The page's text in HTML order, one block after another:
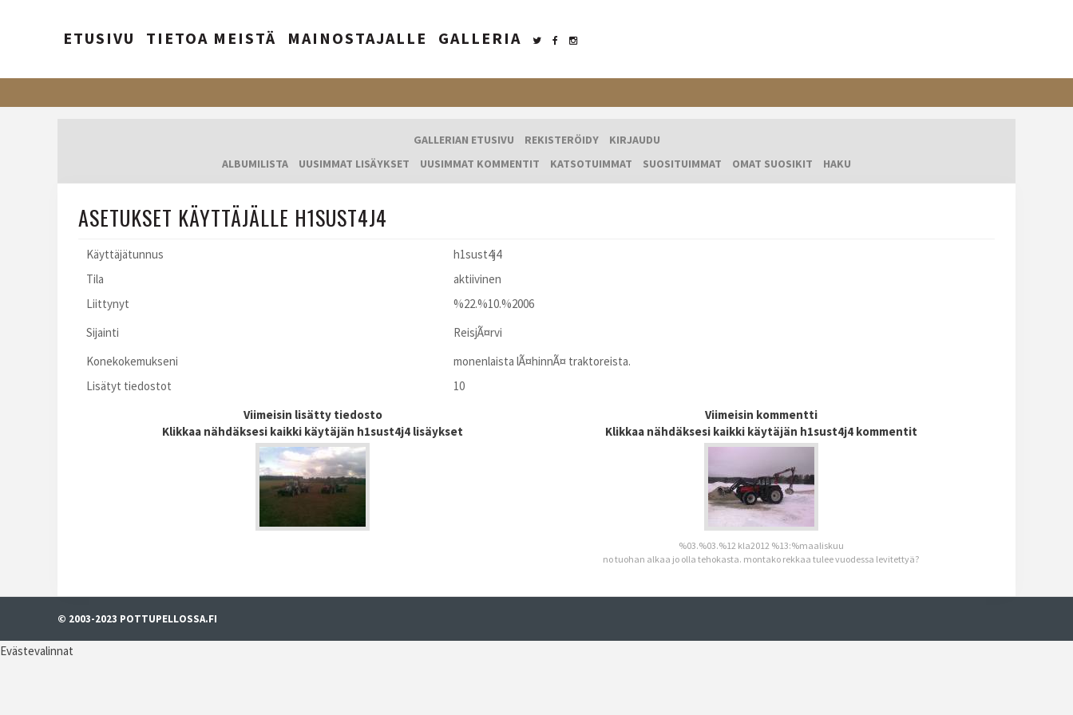
ETUSIVU TIETOA MEISTÄ MAINOSTAJALLE GALLERIA
GALLERIAN ETUSIVU REKISTERÖIDY
KIRJAUDU
ALBUMILISTA
UUSIMMAT LISÄYKSET UUSIMMAT KOMMENTIT KATSOTUIMMAT SUOSITUIMMAT OMAT SUOSIKIT HAKU
ASETUKSET KÄYTTÄJÄLLE H1SUST4J4
Käyttäjätunnus
h1sust4j4
Tila
aktiivinen
Liittynyt
%22.%10.%2006
Sijainti
ReisjÃ¤rvi
Konekokemukseni
monenlaista lÃ¤hinnÃ¤ traktoreista.
Lisätyt tiedostot
10
Viimeisin lisätty tiedosto
Klikkaa nähdäksesi kaikki käytäjän h1sust4j4 lisäykset
Viimeisin kommentti
Klikkaa nähdäksesi kaikki käytäjän h1sust4j4 kommentit
%03.%03.%12 kla2012 %13:%maaliskuu
no tuohan alkaa jo olla tehokasta. montako rekkaa tulee vuodessa levitettyä?
© 2003-2023 POTTUPELLOSSA.FI
Evästevalinnat